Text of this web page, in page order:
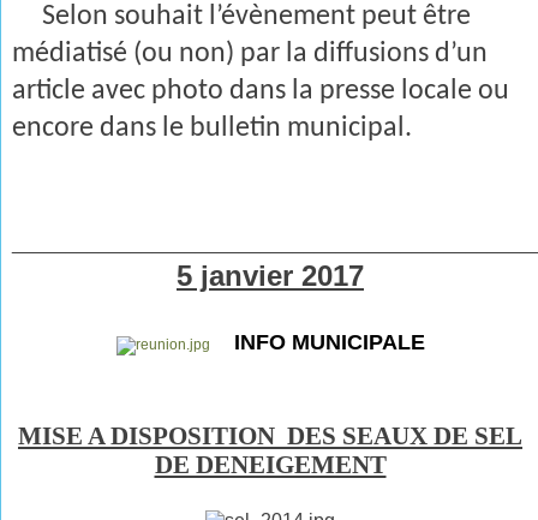
Selon souhait l’évènement peut être
médiatisé (ou non) par la diffusions d’un
article avec photo dans la presse locale ou
encore dans le bulletin municipal.
5 janvier 2017
INFO MUNICIPALE
MISE A DISPOSITION DES SEAUX DE SEL
DE DENEIGEMENT